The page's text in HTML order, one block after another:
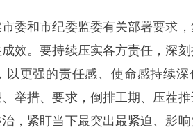
委和市纪委监委有关部署要求
效。要持续压实各方责任，深刻
以更强的责任感、使命感持续深
举措、要求，倒排工期、压茬推
，紧盯当下最突出最紧迫、影